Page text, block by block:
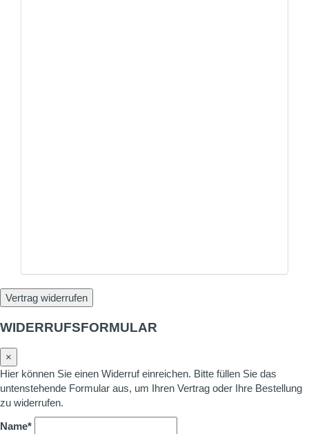
Vertrag widerrufen
WIDERRUFSFORMULAR
×
Hier können Sie einen Widerruf einreichen. Bitte füllen Sie das
untenstehende Formular aus, um Ihren Vertrag oder Ihre Bestellung
zu widerrufen.
Name*